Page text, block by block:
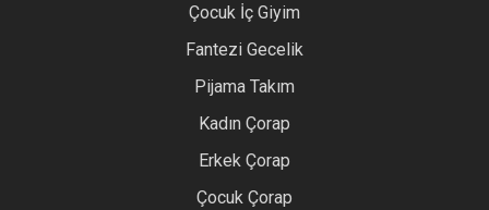
Çocuk İç Giyim
Fantezi Gecelik
Pijama Takım
Kadın Çorap
Erkek Çorap
Çocuk Çorap